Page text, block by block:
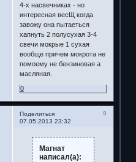
4-х насвечниках - но
интересная весЩ когда
завожу она пытаеться
хапнуть 2 полусухая 3-4
свечи мокрые 1 сухая
вообще причем мокрота не
помоему не бензиновая а
масляная.
0
Поделиться
9
07.05.2013 23:32
Магнат
написал(а):